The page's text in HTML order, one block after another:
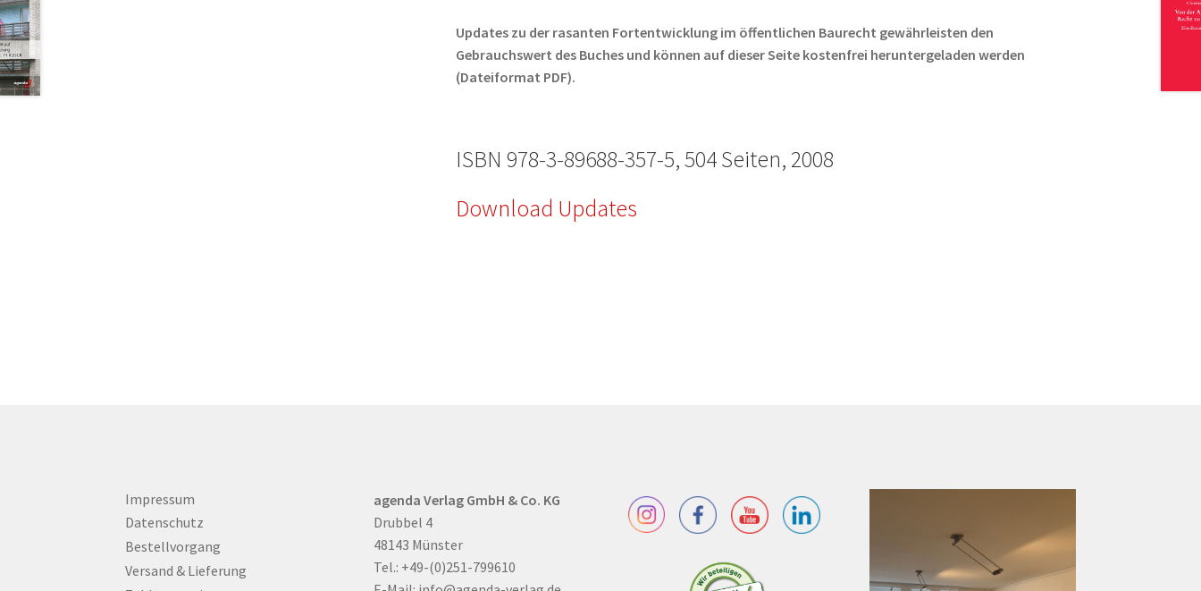
Updates zu der rasanten Fortentwicklung im öffentlichen Baurecht gewährleisten den
Gebrauchswert des Buches und können auf dieser Seite kostenfrei heruntergeladen werden
(Dateiformat PDF).
ISBN 978-3-89688-357-5, 504 Seiten, 2008
Download Updates
Impressum
Datenschutz
Bestellvorgang
Versand & Lieferung
agenda Verlag GmbH & Co. KG
Drubbel 4
48143 Münster
Tel.: +49-(0)251-799610